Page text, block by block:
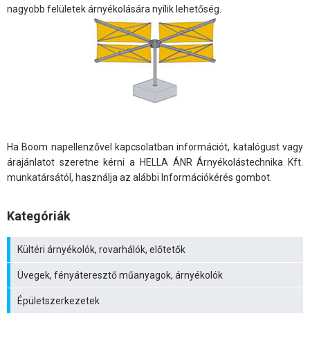
nagyobb felületek árnyékolására nyílik lehetőség.
Ha Boom napellenzővel kapcsolatban információt, katalógust vagy
árajánlatot szeretne kérni a HELLA ÁNR Árnyékolástechnika Kft.
munkatársától, használja az alábbi Információkérés gombot.
Kategóriák
Kültéri árnyékolók, rovarhálók, előtetők
Üvegek, fényáteresztő műanyagok, árnyékolók
Épületszerkezetek